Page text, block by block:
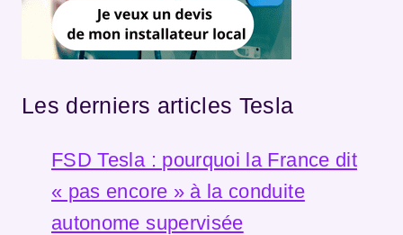
Les derniers articles Tesla
FSD Tesla : pourquoi la France dit
« pas encore » à la conduite
autonome supervisée